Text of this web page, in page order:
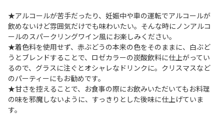
★アルコールが苦手だったり、妊娠中や車の運転でアルコールが
飲めないけど雰囲気だけでも味わいたい。そんな時にノンアルコ
ールのスパークリングワイン風にお楽しみください。
★着色料を使用せず、赤ぶどうの本来の色をそのままに、白ぶど
うとブレンドすることで、ロゼカラーの炭酸飲料に仕上がってい
るので、グラスに注ぐとオシャレなドリンクに。クリスマスなど
のパーティーにもお勧めです。
★甘さを控えることで、お食事の際にお飲みいただいてもお料理
の味を邪魔しないように、すっきりとした後味に仕上げていま
す。